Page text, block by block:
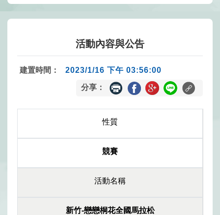
活動內容與公告
建置時間： 2023/1/16 下午 03:56:00
分享：
性質
競賽
活動名稱
新竹-戀戀桐花全國馬拉松